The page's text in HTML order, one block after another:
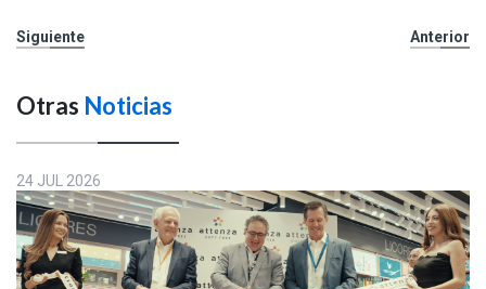
Siguiente Anterior
Otras Noticias
24 JUL 2026